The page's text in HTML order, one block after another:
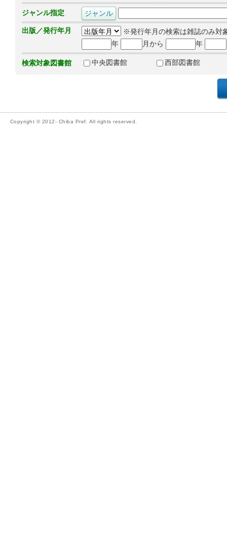
ジャンル指定
出版／発行年月
※発行年月の検索は雑誌のみ対
年
月から 年
検索対象図書館 中央図書館 西部図書館
Copyright © 2012- Chiba Pref. All rights reserved.